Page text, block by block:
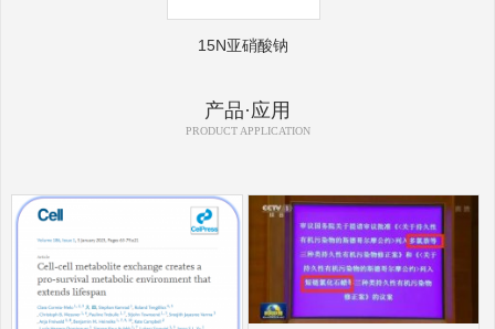
15N亚硝酸钠
产品·应用
PRODUCT APPLICATION